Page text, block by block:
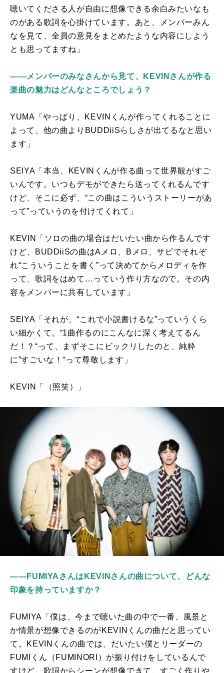
聴いてくださる人が自由に想像できる余白みたいなも
のがある歌詞を心掛けています。あと、メンバーみん
なを見て、全員の意見をまとめたような内容にしよう
とも思ってますね」
――メンバーのみなさんから見て、KEVINさんが作る
楽曲の魅力はどんなところでしょう？
YUMA「やっぱり、 KEVIN くんが作ってくれることに
よって、他の曲より BUDDiiSらしさが出てるなと思い
ます」
SEIYA「本当、 KEVIN くんが作る曲って世界観がすご
いんです。いつもデモができたら送ってくれるんです
けど、そこに必ず、“この曲はこういうストーリーがあ
って”っていうのを付けてくれて」
KEVIN「ソロの曲の場合はだいたい曲から作るんです
けど、
BUDDiiSの曲はA メロ、 B メロ、サビでそれぞ
れ“こういうことを書く”って決めてからメロディを作
って、歌詞をはめて…っていう作り方なので。その内
容をメンバーに共有しています」
SEIYA「それが、“これで小説書けるな”っていうくら
い細かくて。“1曲作るのにこんなに深く考えてるん
だ！？“って、まずそこにビックリしたのと、純粋
に”すごいな！“って尊敬します」
KEVIN「（照笑）」
――FUMIYAさんはKEVINさんの曲について、どんな
印象を持っていますか？
FUMIYA「僕は、今まで聴いた曲の中で一番、風景と
か情景が想像できるのがKEVIN くんの曲だと思ってい
て。
KEVIN くんの曲では、だいたい僕とリーダーの
FUMI
くん（ FUMINORI ）が振り付けをしているんで
すけど、歌詞からシーンが想像できて、すごく作りや